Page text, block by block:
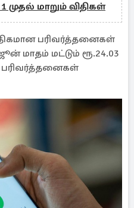
மாறும் விதிகள்
பரிவர்த்தனைகள்
மாதம் மட்டும் ரூ.24.03
பரிவர்த்தனைகள்